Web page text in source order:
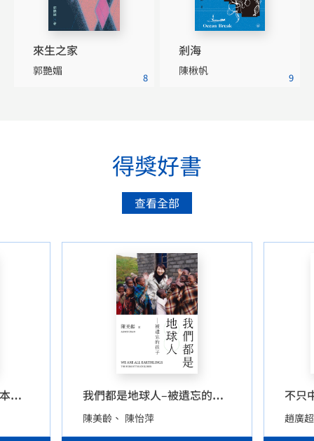
來生之家
郭艷媚
8
剎海
陳楸帆
9
得獎好書
查看全部
異色經典–邱剛健電影劇本選集 我們都是地球人–被遺忘的孩子
陳美齡 陳怡萍
不只
趙廣超